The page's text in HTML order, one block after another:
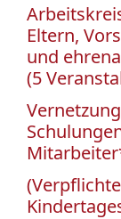
Eltern,
und
(5